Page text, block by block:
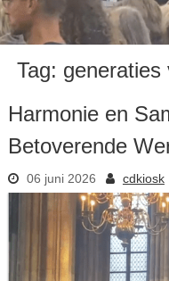
Tag: generaties
Harmonie en
Betoverende
06 juni 2026 cdkiosk